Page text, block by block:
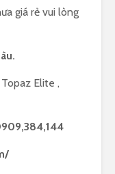
giá rẻ vui lòng
Elite ,